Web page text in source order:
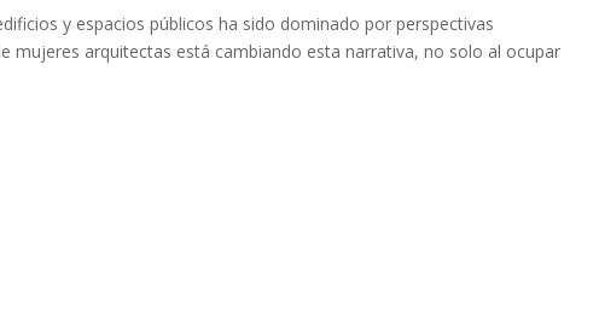
y espacios públicos ha sido dominado por perspectivas
mujeres arquitectas está cambiando esta narrativa, no solo al ocupar